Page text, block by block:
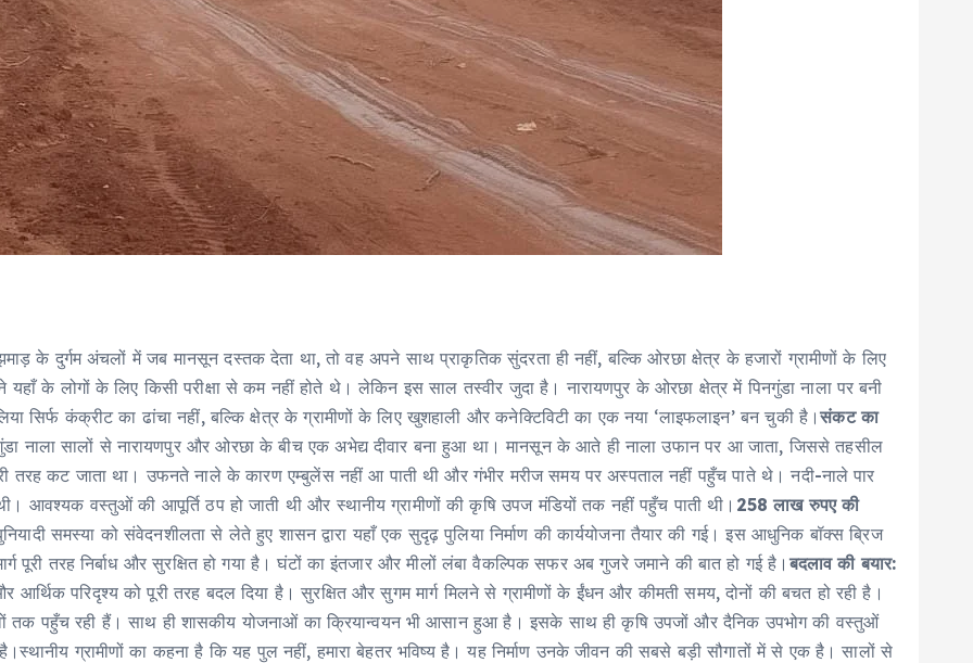
अंचलों में जब मानसून दस्तक देता था, तो वह अपने साथ प्राकृतिक सुंदरता ही नहीं, बल्कि ओरछा क्षेत्र के हजारों ग्रामीणों के लिए
यहाँ के लोगों के लिए किसी परीक्षा से कम नहीं होते थे। लेकिन इस साल तस्वीर जुदा है। नारायणपुर के ओरछा क्षेत्र में पिनगुंडा नाला पर बनी
सिर्फ कंक्रीट का ढांचा नहीं, बल्कि क्षेत्र के ग्रामीणों के लिए खुशहाली और कनेक्टिविटी का एक नया ‘लाइफलाइन’ बन चुकी है।​संकट का
नाला सालों से नारायणपुर और ओरछा के बीच एक अभेद्य दीवार बना हुआ था। मानसून के आते ही नाला उफान पर आ जाता, जिससे तहसील
तरह कट जाता था। उफनते नाले के कारण एम्बुलेंस नहीं आ पाती थी और गंभीर मरीज समय पर अस्पताल नहीं पहुँच पाते थे। नदी-नाले पार
आवश्यक वस्तुओं की आपूर्ति ठप हो जाती थी और स्थानीय ग्रामीणों की कृषि उपज मंडियों तक नहीं पहुँच पाती थी। 258 लाख रुपए की
समस्या को संवेदनशीलता से लेते हुए शासन द्वारा यहाँ एक सुदृढ़ पुलिया निर्माण की कार्ययोजना तैयार की गई। इस आधुनिक बॉक्स ब्रिज
पूरी तरह निर्बाध और सुरक्षित हो गया है। घंटों का इंतजार और मीलों लंबा वैकल्पिक सफर अब गुजरे जमाने की बात हो गई है।​बदलाव की बयार:
परिदृश्य को पूरी तरह बदल दिया है। सुरक्षित और सुगम मार्ग मिलने से ग्रामीणों के ईंधन और कीमती समय, दोनों की बचत हो रही है।
तक पहुँच रही हैं। साथ ही शासकीय योजनाओं का क्रियान्वयन भी आसान हुआ है। इसके साथ ही कृषि उपजों और दैनिक उपभोग की वस्तुओं
​ग्रामीणों का कहना है कि यह पुल नहीं, हमारा बेहतर भविष्य है। यह निर्माण उनके जीवन की सबसे बड़ी सौगातों में से एक है। सालों से